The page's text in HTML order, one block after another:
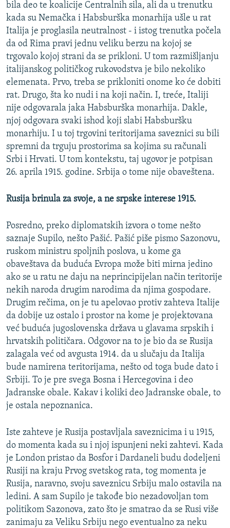
bila deo te koalicije Centralnih sila, ali da u trenutku
kada su Nemačka i Habsburška monarhija ušle u rat
Italija je proglasila neutralnost - i istog trenutka počela
da od Rima pravi jednu veliku berzu na kojoj se
trgovalo kojoj strani da se prikloni. U tom razmišljanju
italijanskog političkog rukovodstva je bilo nekoliko
elemenata. Prvo, treba se prikloniti onome ko će dobiti
rat. Drugo, šta ko nudi i na koji način. I, treće, Italiji
nije odgovarala jaka Habsburška monarhija. Dakle,
njoj odgovara svaki ishod koji slabi Habsburšku
monarhiju. I u toj trgovini teritorijama saveznici su bili
spremni da trguju prostorima sa kojima su računali
Srbi i Hrvati. U tom kontekstu, taj ugovor je potpisan
26. aprila 1915. godine. Srbija o tome nije obaveštena.
Rusija brinula za svoje, a ne srpske interese 1915.
Posredno, preko diplomatskih izvora o tome nešto
saznaje Supilo, nešto Pašić. Pašić piše pismo Sazonovu,
ruskom ministru spoljnih poslova, u kome ga
obaveštava da buduća Evropa može biti mirna jedino
ako se u ratu ne daju na neprincipijelan način teritorije
nekih naroda drugim narodima da njima gospodare.
Drugim rečima, on je tu apelovao protiv zahteva Italije
da dobije uz ostalo i prostor na kome je projektovana
već buduća jugoslovenska država u glavama srpskih i
hrvatskih političara. Odgovor na to je bio da se Rusija
zalagala već od avgusta 1914. da u slučaju da Italija
bude namirena teritorijama, nešto od toga bude dato i
Srbiji. To je pre svega Bosna i Hercegovina i deo
Jadranske obale. Kakav i koliki deo Jadranske obale, to
je ostala nepoznanica.
Iste zahteve je Rusija postavljala saveznicima i u 1915,
do momenta kada su i njoj ispunjeni neki zahtevi. Kada
je London pristao da Bosfor i Dardaneli budu dodeljeni
Rusiji na kraju Prvog svetskog rata, tog momenta je
Rusija, naravno, svoju saveznicu Srbiju malo ostavila na
ledini. A sam Supilo je takođe bio nezadovoljan tom
politikom Sazonova, zato što je smatrao da se Rusi više
zanimaju za Veliku Srbiju nego eventualno za neku